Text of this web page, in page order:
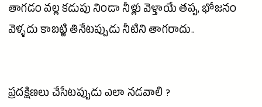
తాగడం వల్ల కడుపు నిండా నీళ్లు వెళ్తాయే తప్ప, భోజనం
వెళ్ళదు కాబట్టి తినేటప్పుడు నీటిని తాగరాదు..
ప్రదక్షిణలు చేసేటప్పుడు ఎలా నడవాలి ?